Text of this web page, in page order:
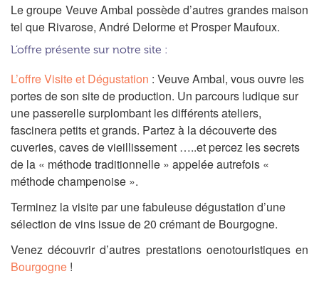
Le groupe Veuve Ambal possède d’autres grandes maison
tel que Rivarose, André Delorme et Prosper Maufoux.
L’offre présente sur notre site :
L’offre Visite et Dégustation : Veuve Ambal, vous ouvre les
portes de son site de production. Un parcours ludique sur
une passerelle surplombant les différents ateliers,
fascinera petits et grands. Partez à la découverte des
cuveries, caves de vieillissement …..et percez les secrets
de la « méthode traditionnelle » appelée autrefois «
méthode champenoise ».
Terminez la visite par une fabuleuse dégustation d’une
sélection de vins issue de 20 crémant de Bourgogne.
Venez découvrir d’autres prestations oenotouristiques en
Bourgogne !